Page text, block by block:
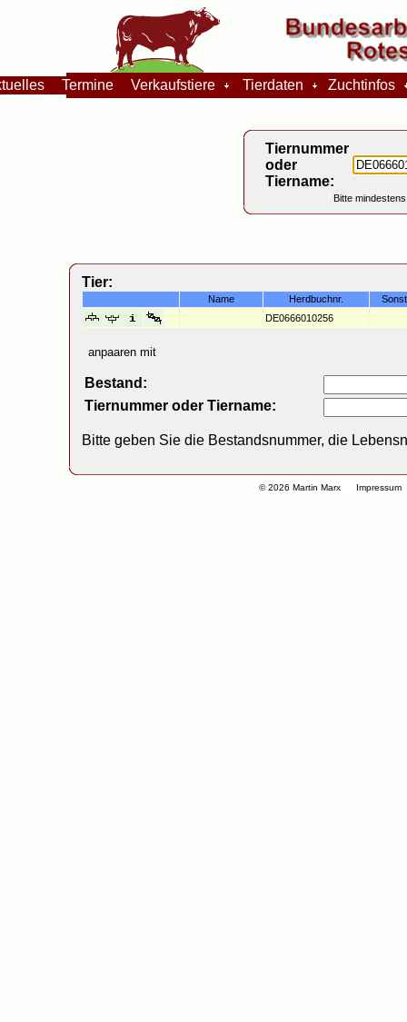
© 2026 Martin Marx Impressum
Termine Verkaufstiere Tierdaten Zuchtinfos
Tiernummer
oder
Tiername:
Bitte
Tier:
Name Herdbuchnr.
DE0666010256
anpaaren mit
Bestand:
Tiernummer oder Tiername:
Bitte geben Sie die Bestandsnummer, die